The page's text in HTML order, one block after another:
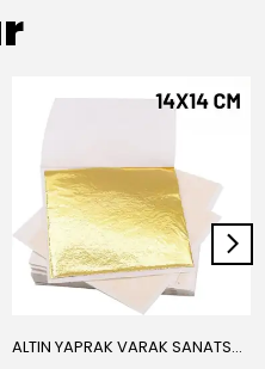
ALTIN YAPRAK VARAK SANATSAL BÜYÜK BOY FOLYO EPOKSİ REÇİNE NAİL ART 8 ADET ALTIN RENK 14X14 CM